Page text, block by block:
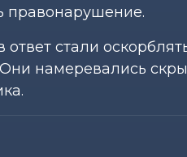
правонарушение.
стали
намеревались